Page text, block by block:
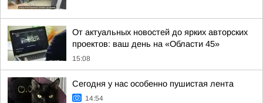
От актуальных новостей до ярких авторских
проектов: ваш день на «Области 45»
15:08
Сегодня у нас особенно пушистая лента
14:54